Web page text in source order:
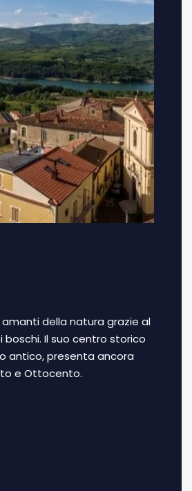
della natura grazie al
boschi. Il suo centro storico
antico, presenta ancora
e Ottocento.